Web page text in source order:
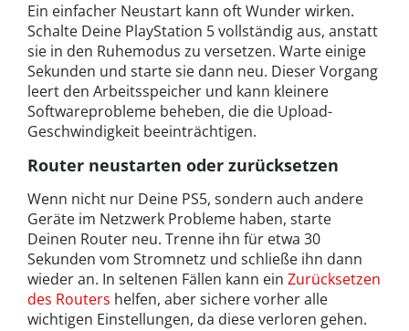
Ein einfacher Neustart kann oft Wunder wirken.
Schalte Deine PlayStation 5 vollständig aus, anstatt
sie in den Ruhemodus zu versetzen. Warte einige
Sekunden und starte sie dann neu. Dieser Vorgang
leert den Arbeitsspeicher und kann kleinere
Softwareprobleme beheben, die die Upload-
Geschwindigkeit beeinträchtigen.
Router neustarten oder zurücksetzen
Wenn nicht nur Deine PS5, sondern auch andere
Geräte im Netzwerk Probleme haben, starte
Deinen Router neu. Trenne ihn für etwa 30
Sekunden vom Stromnetz und schließe ihn dann
wieder an. In seltenen Fällen kann ein Zurücksetzen
des Routers helfen, aber sichere vorher alle
wichtigen Einstellungen, da diese verloren gehen.